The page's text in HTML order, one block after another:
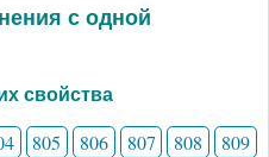
с одной
свойства
805 806 807 808 809